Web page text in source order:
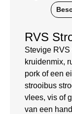
RVS
Stevige RVS
kruidenmix,
pork of een
strooibus
vlees, vis of
van een